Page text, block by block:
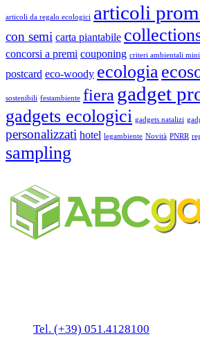
articoli da regalo ecologici articoli
con semi carta piantabile
concorsi a premi couponing criteri ambientali
postcard eco-woody ecologia
sostenibili festambiente fiera gadget
gadgets ecologici gadgets natalizi
personalizzati hotel legambiente Novità PNRR
sampling
Tel. (+39) 051.4128100